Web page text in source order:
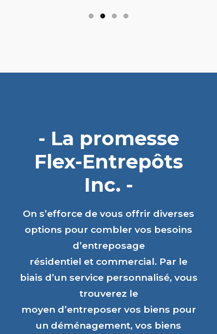
- La promesse
Flex-Entrepôts
Inc. -
On s’efforce de vous offrir diverses
options pour combler vos besoins
d’entreposage
résidentiel et commercial. Par le
biais d’un service personnalisé, vous
trouverez le
moyen d’entreposer vos biens pour
un déménagement, vos biens